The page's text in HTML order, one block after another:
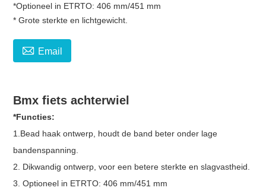
*Optioneel in ETRTO: 406 mm/451 mm
* Grote sterkte en lichtgewicht.
 Email
Bmx fiets achterwiel
*Functies:
1.Bead haak ontwerp, houdt de band beter onder lage
bandenspanning.
2. Dikwandig ontwerp, voor een betere sterkte en slagvastheid.
3. Optioneel in ETRTO: 406 mm/451 mm